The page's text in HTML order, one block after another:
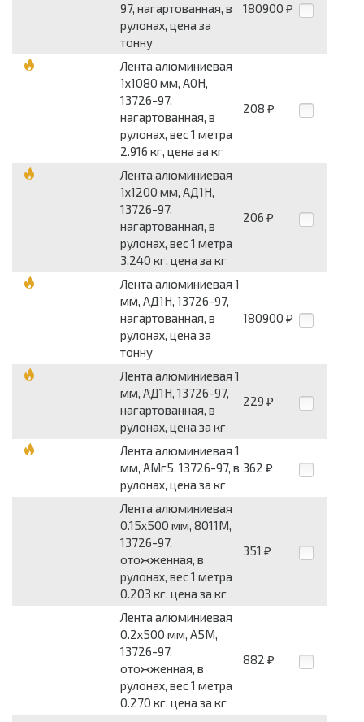
97, нагартованная, в
рулонах, цена за
тонну
180900 ₽
Лента алюминиевая
1x1080 мм, А0Н,
13726-97,
нагартованная, в
рулонах, вес 1 метра
2.916 кг, цена за кг
208 ₽
Лента алюминиевая
1x1200 мм, АД1Н,
13726-97,
нагартованная, в
рулонах, вес 1 метра
3.240 кг, цена за кг
206 ₽
Лента алюминиевая 1
мм, АД1Н, 13726-97,
нагартованная, в
рулонах, цена за
тонну
180900 ₽
Лента алюминиевая 1
мм, АД1Н, 13726-97,
нагартованная, в
рулонах, цена за кг
229 ₽
Лента алюминиевая 1
мм, АМг5, 13726-97, в
рулонах, цена за кг
362 ₽
Лента алюминиевая
0.15x500 мм, 8011М,
13726-97,
отожженная, в
рулонах, вес 1 метра
0.203 кг, цена за кг
351 ₽
Лента алюминиевая
0.2x500 мм, А5М,
13726-97,
отожженная, в
рулонах, вес 1 метра
0.270 кг, цена за кг
882 ₽